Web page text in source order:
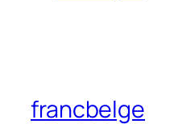
francbelge